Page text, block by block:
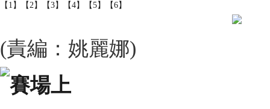
【1】 【2】 【3】 【4】 【5】 【6】
(責編：姚麗娜)